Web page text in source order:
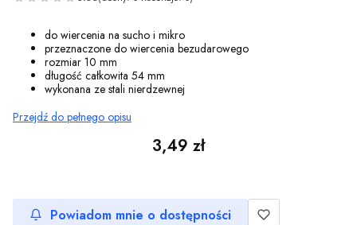
do wiercenia na sucho i mikro
przeznaczone do wiercenia bezudarowego
rozmiar 10 mm
długość całkowita 54 mm
wykonana ze stali nierdzewnej
Przejdź do pełnego opisu
Cena
3,49 zł
Powiadom mnie o dostępności